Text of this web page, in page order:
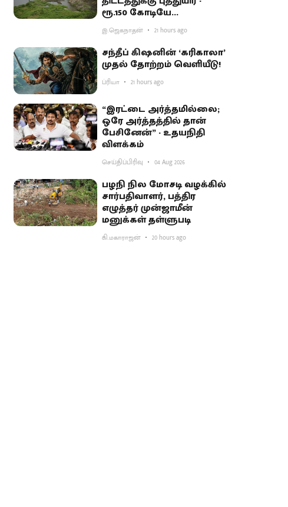
ரூ.150 கோடியே
ஒதுக்கியதால் விவசாயிகள்
ஏமாற்றம்
இ.ஜெகநாதன் 21 hours ago
சந்தீப் கிஷனின் ‘கரிகாலா’
முதல் தோற்றம் வெளியீடு!
ப்ரியா 21 hours ago
“இரட்டை அர்த்தமில்லை;
ஒரே அர்த்தத்தில் தான்
பேசினேன்” - உதயநிதி
விளக்கம்
செய்திப்பிரிவு 04 Aug 2026
பழநி நில மோசடி வழக்கில்
சார்பதிவாளர், பத்திர
எழுத்தர் முன்ஜாமீன்
மனுக்கள் தள்ளுபடி
கி.மகாராஜன் 20 hours ago